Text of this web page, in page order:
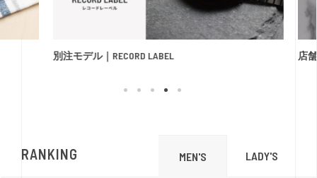
別注モデル｜RECORD LABEL 店
RANKING MEN'S LADY'S